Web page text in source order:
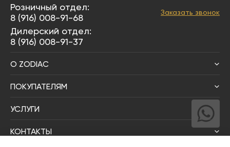
Розничный отдел:
8 (916) 008-91-68
Дилерский отдел:
8 (916) 008-91-37
Заказать звонок
О ZODIAC
ПОКУПАТЕЛЯМ
УСЛУГИ
КОНТАКТЫ